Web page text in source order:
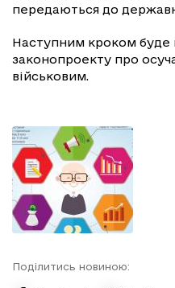
передаються до
Наступним кроком буде
законопроекту про
військовим.
Поділитись новиною: